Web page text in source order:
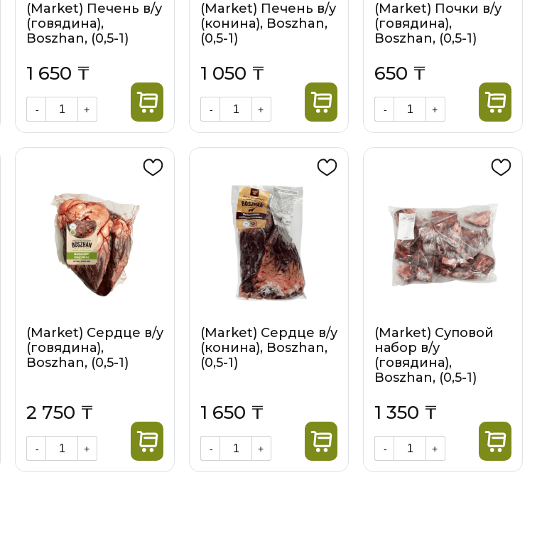
(Market) Печень в/у
(говядина),
Boszhan, (0,5-1)
1 650 ₸
- +
(Market) Печень в/у
(конина), Boszhan,
(0,5-1)
1 050 ₸
- +
(Market) Почки в/у
(говядина),
Boszhan, (0,5-1)
650 ₸
- +
(Market) Сердце в/у
(говядина),
Boszhan, (0,5-1)
2 750 ₸
- +
(Market) Сердце в/у
(конина), Boszhan,
(0,5-1)
1 650 ₸
- +
(Market) Суповой
набор в/у
(говядина),
Boszhan, (0,5-1)
1 350 ₸
- +